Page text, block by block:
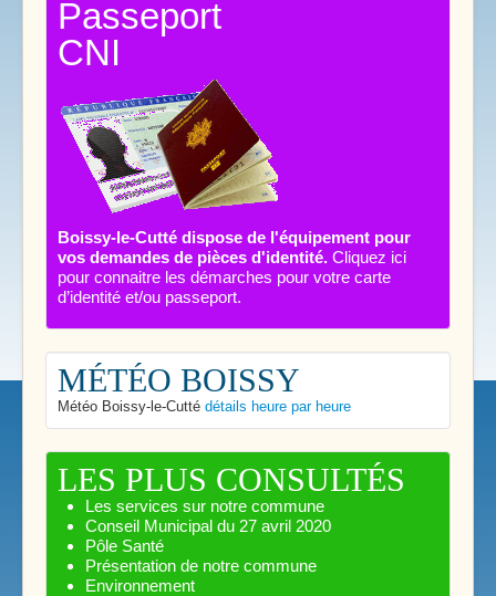
Passeport
CNI
Boissy-le-Cutté dispose de l'équipement pour
vos demandes de pièces d'identité. Cliquez ici
pour connaitre les démarches pour votre carte
d’identité et/ou passeport.
MÉTÉO BOISSY
Météo Boissy-le-Cutté détails heure par heure
LES PLUS CONSULTÉS
Les services sur notre commune
Conseil Municipal du 27 avril 2020
Pôle Santé
Présentation de notre commune
Environnement